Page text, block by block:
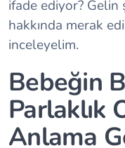
ifade ediyor? Gelin
hakkında merak
inceleyelim.
Bebeğin
Parlaklık
Anlama